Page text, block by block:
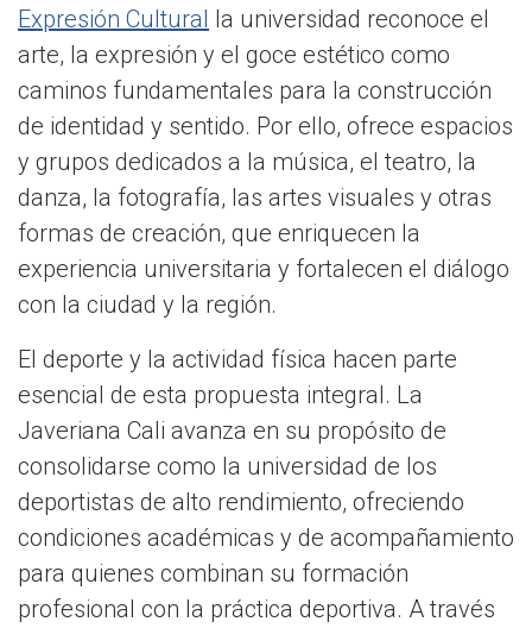
Expresión Cultural la universidad reconoce el
arte, la expresión y el goce estético como
caminos fundamentales para la construcción
de identidad y sentido. Por ello, ofrece espacios
y grupos dedicados a la música, el teatro, la
danza, la fotografía, las artes visuales y otras
formas de creación, que enriquecen la
experiencia universitaria y fortalecen el diálogo
con la ciudad y la región.
El deporte y la actividad física hacen parte
esencial de esta propuesta integral. La
Javeriana Cali avanza en su propósito de
consolidarse como la universidad de los
deportistas de alto rendimiento, ofreciendo
condiciones académicas y de acompañamiento
para quienes combinan su formación
profesional con la práctica deportiva. A través